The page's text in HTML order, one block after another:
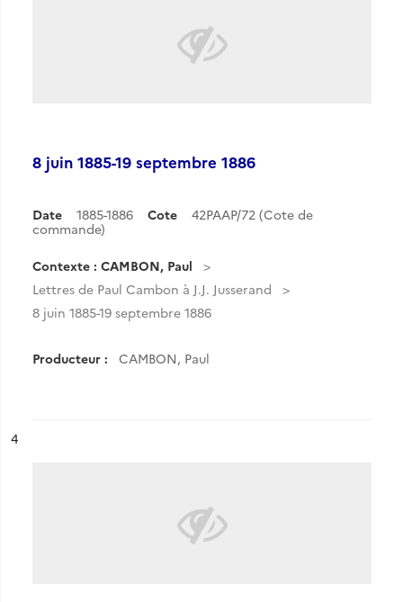
8 juin 1885-19 septembre 1886
Date 1885-1886 Cote
42PAAP/72 (Cote de
commande)
Contexte : CAMBON, Paul
Lettres de Paul Cambon à J.J. Jusserand
8 juin 1885-19 septembre 1886
Producteur : CAMBON, Paul
n°
4